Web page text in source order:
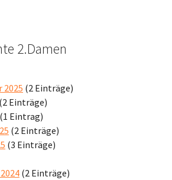
2.Damen
2025 (2 Einträge)
(2 Einträge)
(1 Eintrag)
(2 Einträge)
(3 Einträge)
(2 Einträge)